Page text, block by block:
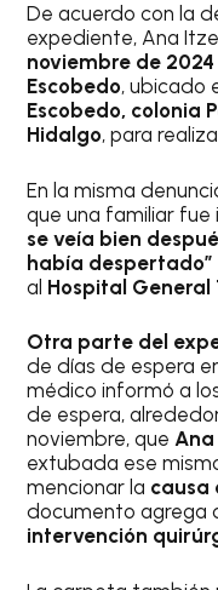
De acuerdo con la
expediente, Ana
noviembre de 2024
Escobedo, ubicado
Escobedo, colonia
Hidalgo, para
En la misma
que una familiar
se veía bien
había despertado”
al Hospital General
Otra parte del
de días de espera
médico informó a
de espera,
noviembre, queAna
extubada ese
mencionar la causa
documento agrega
intervención